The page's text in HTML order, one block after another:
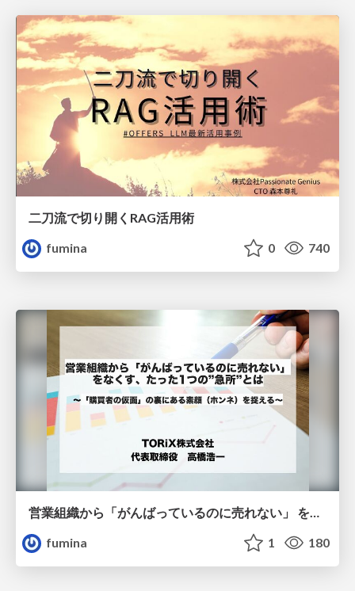
二刀流で切り開くRAG活用術
fumina
0 740
営業組織から「がんばっているのに売れない」 をなくす、たった1つの”急所”とは
fumina
1 180